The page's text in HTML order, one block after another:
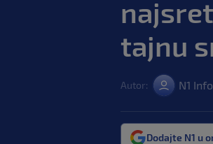
tajnu
Autor: N1 Info
Dodajte N1 u